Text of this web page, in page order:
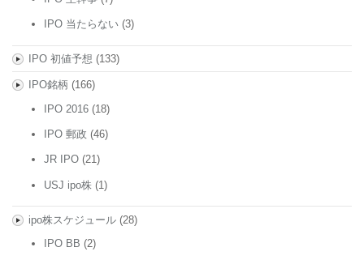
IPO 当たらない (3)
IPO 初値予想 (133)
IPO銘柄 (166)
IPO 2016 (18)
IPO 郵政 (46)
JR IPO (21)
USJ ipo株 (1)
ipo株スケジュール(28)
IPO BB (2)